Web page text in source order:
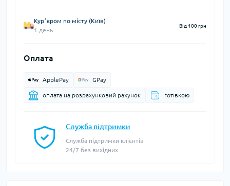
Курʼєром по місту (Київ)
1 день
Від 100 грн
Оплата
ApplePay GPay
оплата на розрахунковий рахунок готівкою
Служба підтримки
Служба підтримки клієнтів
24/7 без вихідних